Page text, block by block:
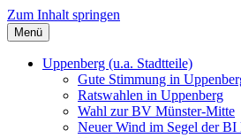
Zum Inhalt springen
Szybalski.de
Infos über und von Werner Szybalski
Menü
Uppenberg (u.a. Stadtteile)
Gute Stimmung in
Ratswahlen in Uppenberg
Wahl zur BV Münster-Mitte
Neuer Wind im Segel der BI